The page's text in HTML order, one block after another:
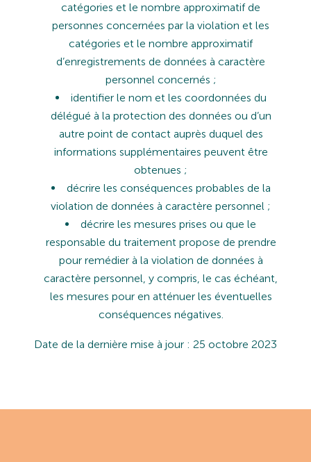
catégories et le nombre approximatif de
personnes concernées par la violation et les
catégories et le nombre approximatif
d’enregistrements de données à caractère
personnel concernés ;
identifier le nom et les coordonnées du
délégué à la protection des données ou d’un
autre point de contact auprès duquel des
informations supplémentaires peuvent être
obtenues ;
décrire les conséquences probables de la
violation de données à caractère personnel ;
décrire les mesures prises ou que le
responsable du traitement propose de prendre
pour remédier à la violation de données à
caractère personnel, y compris, le cas échéant,
les mesures pour en atténuer les éventuelles
conséquences négatives.
Date de la dernière mise à jour : 25 octobre 2023